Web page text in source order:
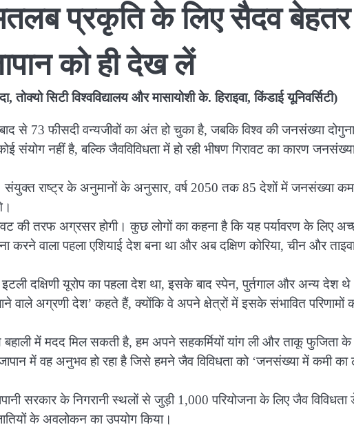
प्रकृति के लिए सैदव बेहतर
को ही देख लें
सिटी विश्वविद्यालय और मासायोशी के. हिराइवा, किंडाई यूनिवर्सिटी)
से 73 फीसदी वन्यजीवों का अंत हो चुका है, जबकि विश्व की जनसंख्या
संयोग नहीं है, बल्कि जैवविविधता में हो रही भीषण गिरावट का कारण
संयुक्त राष्ट्र के अनुमानों के अनुसार, वर्ष 2050 तक 85 देशों में जनसंख्या कम
की तरफ अग्रसर होगी। कुछ लोगों का कहना है कि यह पर्यावरण के लिए
करने वाला पहला एशियाई देश बना था और अब दक्षिण कोरिया, चीन और
दक्षिणी यूरोप का पहला देश था, इसके बाद स्पेन, पुर्तगाल और अन्य देश
वाले अग्रणी देश’ कहते हैं, क्योंकि वे अपने क्षेत्रों में इसके संभावित
में मदद मिल सकती है, हम अपने सहकर्मियों यांग ली और ताकू फुजिता
में वह अनुभव हो रहा है जिसे हमने जैव विविधता को ‘जनसंख्या में कमी का
सरकार के निगरानी स्थलों से जुड़ी 1,000 परियोजना के लिए जैव
के अवलोकन का उपयोग किया।